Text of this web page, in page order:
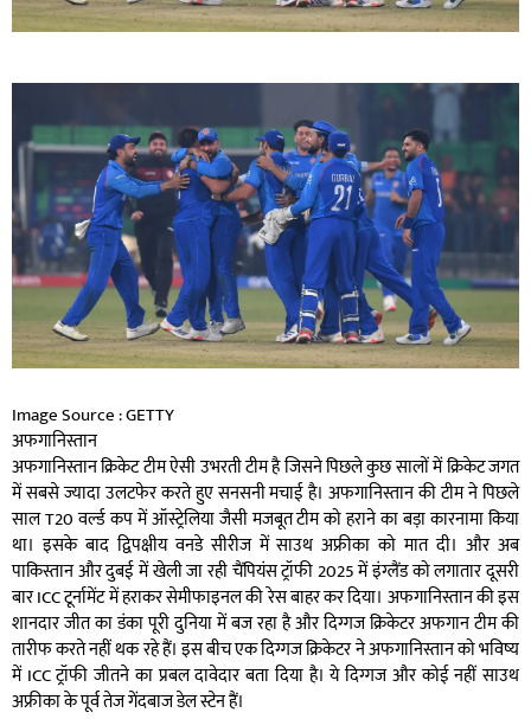
Image Source : GETTY
अफगानिस्तान
अफगानिस्तान क्रिकेट टीम ऐसी उभरती टीम है जिसने पिछले कुछ सालों में क्रिकेट जगत
में सबसे ज्यादा उलटफेर करते हुए सनसनी मचाई है। अफगानिस्तान की टीम ने पिछले
साल T20 वर्ल्ड कप में ऑस्ट्रेलिया जैसी मजबूत टीम को हराने का बड़ा कारनामा किया
था। इसके बाद द्विपक्षीय वनडे सीरीज में साउथ अफ्रीका को मात दी। और अब
पाकिस्तान और दुबई में खेली जा रही चैंपियंस ट्रॉफी 2025 में इंग्लैंड को लगातार दूसरी
बार ICC टूर्नामेंट में हराकर सेमीफाइनल की रेस बाहर कर दिया। अफगानिस्तान की इस
शानदार जीत का डंका पूरी दुनिया में बज रहा है और दिग्गज क्रिकेटर अफगान टीम की
तारीफ करते नहीं थक रहे हैं। इस बीच एक दिग्गज क्रिकेटर ने अफगानिस्तान को भविष्य
में ICC ट्रॉफी जीतने का प्रबल दावेदार बता दिया है। ये दिग्गज और कोई नहीं साउथ
अफ्रीका के पूर्व तेज गेंदबाज डेल स्टेन हैं।